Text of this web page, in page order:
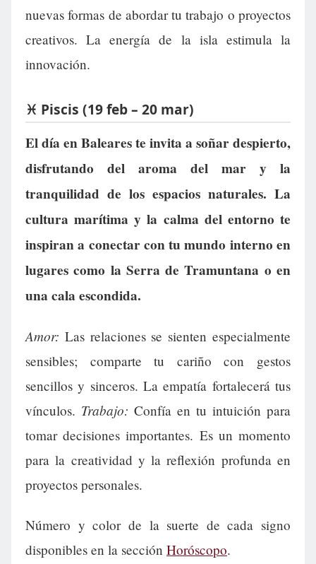
nuevas formas de abordar tu trabajo o proyectos
creativos. La energía de la isla estimula la
innovación.
♓ Piscis (19 feb – 20 mar)
El día en Baleares te invita a soñar despierto,
disfrutando del aroma del mar y la
tranquilidad de los espacios naturales. La
cultura marítima y la calma del entorno te
inspiran a conectar con tu mundo interno en
lugares como la Serra de Tramuntana o en
una cala escondida.
Amor: Las relaciones se sienten especialmente
sensibles; comparte tu cariño con gestos
sencillos y sinceros. La empatía fortalecerá tus
vínculos. Trabajo: Confía en tu intuición para
tomar decisiones importantes. Es un momento
para la creatividad y la reflexión profunda en
proyectos personales.
Número y color de la suerte de cada signo
disponibles en la sección Horóscopo.